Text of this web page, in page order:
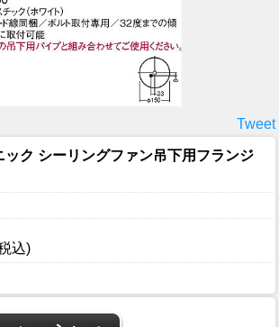
Tweet
ク シーリングファン吊下用フランジ
込)